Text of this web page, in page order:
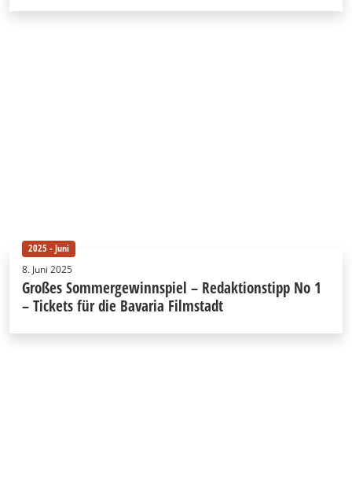
2025 - Juni
8. Juni 2025
Großes Sommergewinnspiel – Redaktionstipp No 1
– Tickets für die Bavaria Filmstadt